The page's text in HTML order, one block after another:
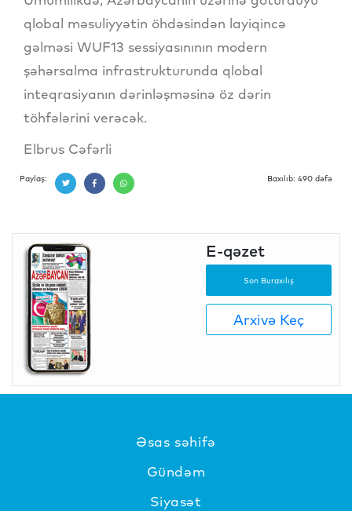
qlobal məsuliyyətin öhdəsindən layiqincə
gəlməsi WUF13 sessiyasınının modern
şəhərsalma infrastrukturunda qlobal
inteqrasiyanın dərinləşməsinə öz dərin
töhfələrini verəcək.
Elbrus Cəfərli
Paylaş: Baxılıb: 490 dəfə
E-qəzet
Son Buraxılış
Arxivə Keç
Əsas səhifə
Gündəm
Siyasət